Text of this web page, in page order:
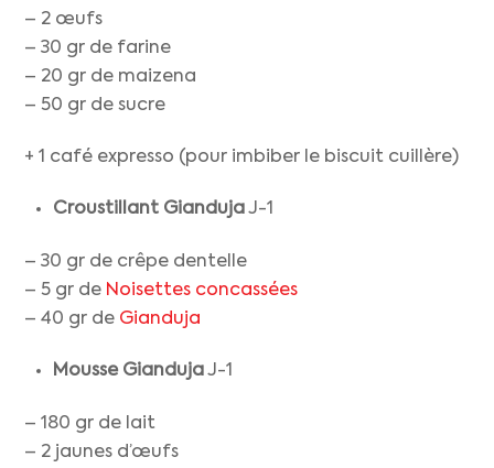
– 2 œufs
– 30 gr de farine
– 20 gr de maizena
– 50 gr de sucre
+ 1 café expresso (pour imbiber le biscuit cuillère)
Croustillant GiandujaJ-1
– 30 gr de crêpe dentelle
– 5 gr de Noisettes concassées
– 40 gr de Gianduja
Mousse GiandujaJ-1
– 180 gr de lait
– 2 jaunes d’œufs